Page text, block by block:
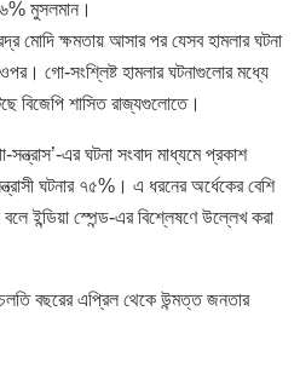
মুসলমান।
মোদি ক্ষমতায় আসার পর যেসব হামলার ঘটনা
গো-সংশ্লিষ্ট হামলার ঘটনাগুলোর মধ্যে
বিজেপি শাসিত রাজ্যগুলোতে।
এর ঘটনা সংবাদ মাধ্যমে প্রকাশ
ঘটনার ৭৫%। এ ধরনের অর্ধেকের বেশি
ইন্ডিয়া স্পেন্ড-এর বিশ্লেষণে উল্লেখ করা
চলতি বছরের এপ্রিল থেকে উন্মত্ত জনতার